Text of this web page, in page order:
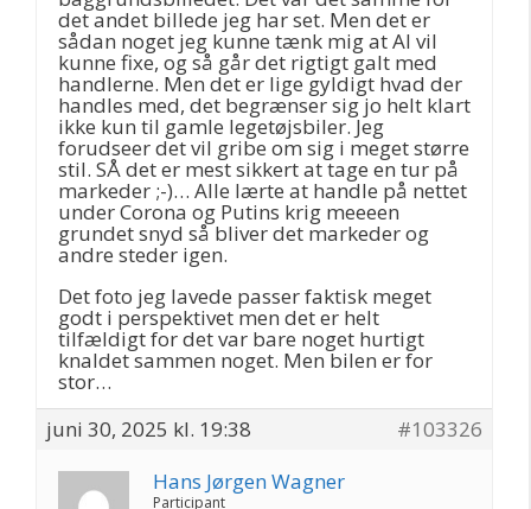
det andet billede jeg har set. Men det er
sådan noget jeg kunne tænk mig at AI vil
kunne fixe, og så går det rigtigt galt med
handlerne. Men det er lige gyldigt hvad der
handles med, det begrænser sig jo helt klart
ikke kun til gamle legetøjsbiler. Jeg
forudseer det vil gribe om sig i meget større
stil. SÅ det er mest sikkert at tage en tur på
markeder ;-)… Alle lærte at handle på nettet
under Corona og Putins krig meeeen
grundet snyd så bliver det markeder og
andre steder igen.
Det foto jeg lavede passer faktisk meget
godt i perspektivet men det er helt
tilfældigt for det var bare noget hurtigt
knaldet sammen noget. Men bilen er for
stor…
juni 30, 2025 kl. 19:38
#103326
Hans Jørgen Wagner
Participant